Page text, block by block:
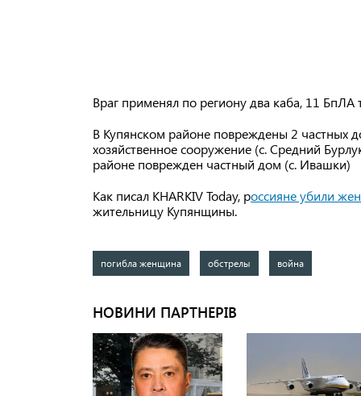
Враг применял по региону два каба, 11
В Купянском районе повреждены 2 частных
хозяйственное сооружение (с. Средний
районе поврежден частный дом (с. Ивашки)
Как писал KHARKIV Today, россияне убили
жительницу Купянщины.
погибла женщина обстрелы война